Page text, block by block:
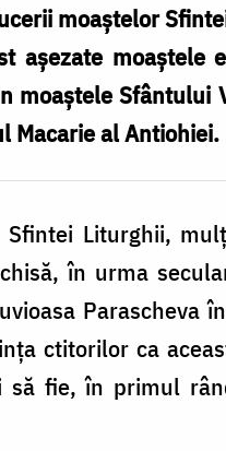
moaștelor
așezate moaștele
moaștele Sfântului
Macarie al Antiohiei.
Liturghii,
în urma
Parascheva
ctitorilor ca
fie, în primul